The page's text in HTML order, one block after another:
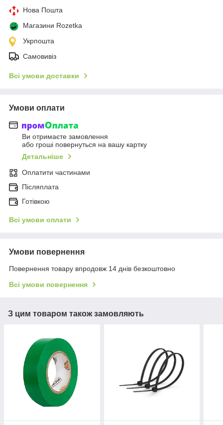
Нова Пошта
Магазини Rozetka
Укрпошта
Самовивіз
Всі умови доставки
Умови оплати
Ви отримаєте замовлення
або гроші повернуться на вашу картку
Детальніше
Оплатити частинами
Післяплата
Готівкою
Всі умови оплати
Умови повернення
Повернення товару впродовж 14 днів безкоштовно
Всі умови повернення
З цим товаром також замовляють